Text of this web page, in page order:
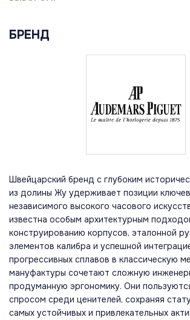
БРЕНД
Швейцарский бренд с глубоким
из долины Жу удерживает позиции
независимого высокого часового
известна особым архитектурным
конструированию корпусов, эталонной
элементов калибра и успешной
прогрессивных сплавов в классическую
мануфактуры сочетают сложную
продуманную эргономику. Они
спросом среди ценителей, сохраняя
самых устойчивых и привлекательных